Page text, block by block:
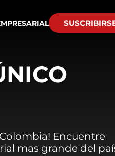
Encuentre
mas grande del